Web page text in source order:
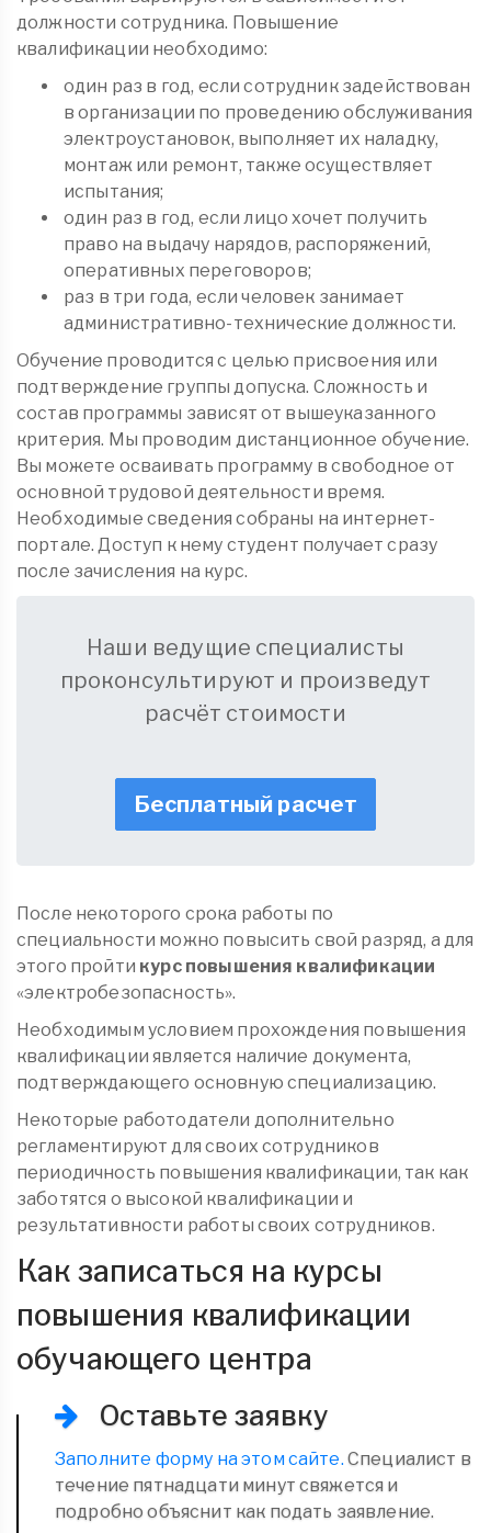
должности сотрудника. Повышение
квалификации необходимо:
один раз в год, если сотрудник задействован
в организации по проведению обслуживания
электроустановок, выполняет их наладку,
монтаж или ремонт, также осуществляет
испытания;
один раз в год, если лицо хочет получить
право на выдачу нарядов, распоряжений,
оперативных переговоров;
раз в три года, если человек занимает
административно-технические должности.
Обучение проводится с целью присвоения или
подтверждение группы допуска. Сложность и
состав программы зависят от вышеуказанного
критерия. Мы проводим дистанционное обучение.
Вы можете осваивать программу в свободное от
основной трудовой деятельности время.
Необходимые сведения собраны на интернет-
портале. Доступ к нему студент получает сразу
после зачисления на курс.
Наши ведущие специалисты
проконсультируют и произведут
расчёт стоимости
Бесплатный расчет
После некоторого срока работы по
специальности можно повысить свой разряд, а для
этого пройти курс повышения квалификации
«электробезопасность».
Необходимым условием прохождения повышения
квалификации является наличие документа,
подтверждающего основную специализацию.
Некоторые работодатели дополнительно
регламентируют для своих сотрудников
периодичность повышения квалификации, так как
заботятся о высокой квалификации и
результативности работы своих сотрудников.
Как записаться на курсы
повышения квалификации
обучающего центра
Оставьте заявку
Заполните форму на этом сайте. Специалист в
течение пятнадцати минут свяжется и
подробно объяснит как подать заявление.